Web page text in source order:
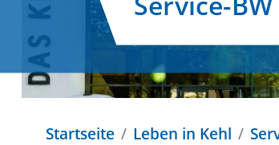
Startseite Leben in Kehl